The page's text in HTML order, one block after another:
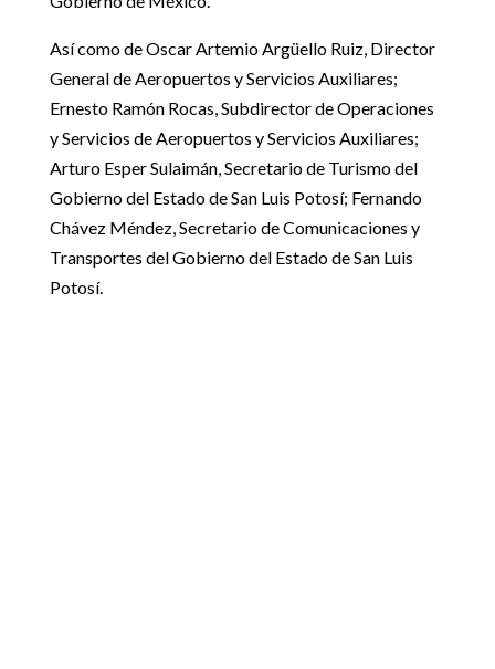
Así como de Oscar Artemio Argüello Ruiz, Director
General de Aeropuertos y Servicios Auxiliares;
Ernesto Ramón Rocas, Subdirector de Operaciones
y Servicios de Aeropuertos y Servicios Auxiliares;
Arturo Esper Sulaimán, Secretario de Turismo del
Gobierno del Estado de San Luis Potosí; Fernando
Chávez Méndez, Secretario de Comunicaciones y
Transportes del Gobierno del Estado de San Luis
Potosí.